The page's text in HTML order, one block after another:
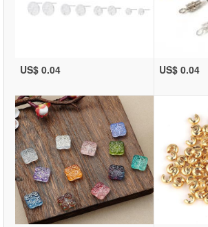
US$ 0.04 US$ 0.04